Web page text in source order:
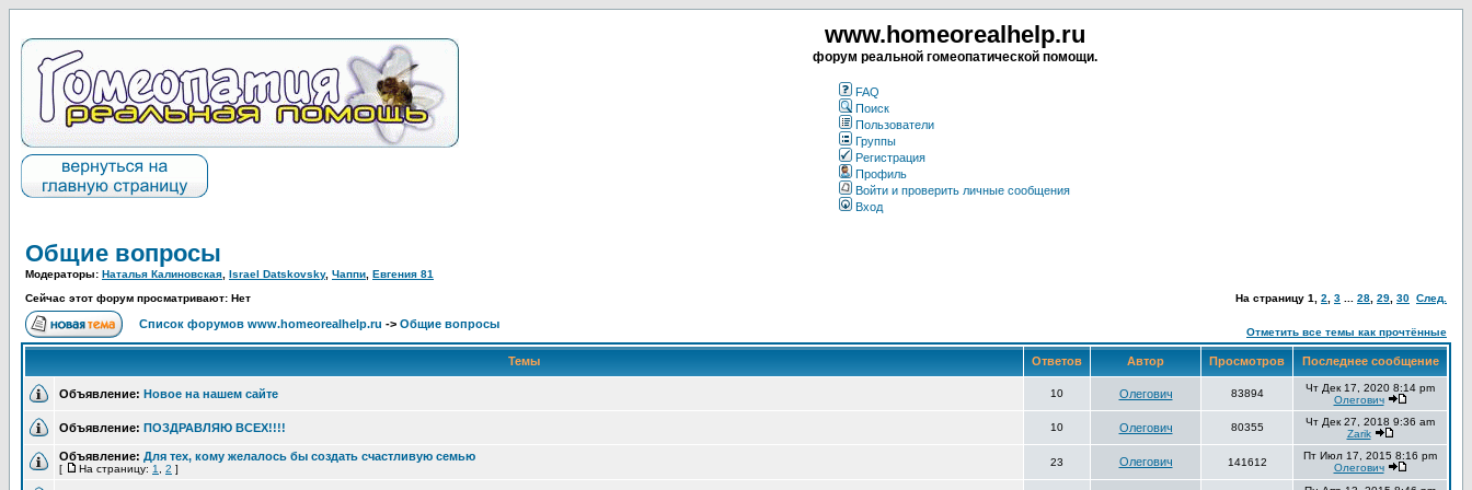
www.homeorealhelp.ru
форум реальной гомеопатической помощи.
FAQ
Поиск
Пользователи
Группы
Регистрация
Профиль
Войти и проверить личные сообщения
Вход
Общие вопросы
Модераторы: Наталья Калиновская Israel Datskovsky, Чаппи Евгения 81
Сейчас этот форум просматривают: Нет
На страницу 1 2 3 28 29 30 След.
Список форумов www.homeorealhelp.ru -> Общие вопросы
Отметить все темы как прочтённые
Темы Ответов Автор Просмотров Последнее сообщение
Объявление: Новое на нашем сайте 10 Олегович 83894
Чт Дек 17, 2020 8:14 pm
Олегович
Объявление: ПОЗДРАВЛЯЮ ВСЕХ!!!! 10 Олегович 80355
Чт Дек 27, 2018 9:36 am
Zarik
Объявление: Для тех, кому желалось бы создать счастливую семью
[ На страницу: 1 2 ]
23 Олегович 141612
Пт Июл 17, 2015 8:16 pm
Олегович